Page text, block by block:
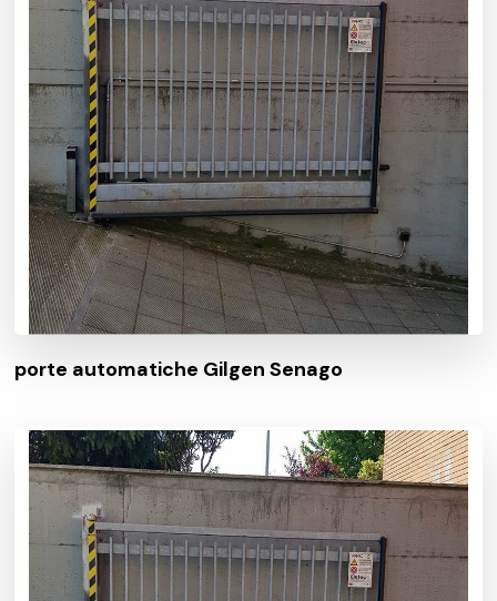
porte automatiche Gilgen Senago